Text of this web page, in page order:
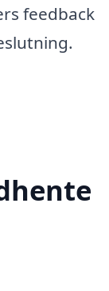
feedback